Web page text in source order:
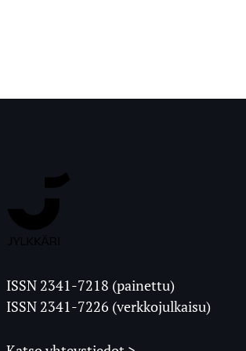
Ylioppilaslehti
ISSN 2341-7218 (painettu)
ISSN 2341-7226 (verkkojulkaisu)